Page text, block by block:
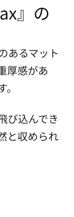
』の
あるマット
厚感があ
び込んでき
と収められ